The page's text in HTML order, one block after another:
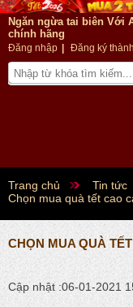
Ngăn ngừa tai biên Với
chính hãng
Đăng nhập Đăng ký
Trang chủ Tin tức
Chọn mua quà tết cao
CHỌN MUA QUÀ
Cập nhật :06-01-2021